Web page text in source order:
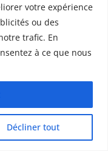
votre expérience
ou des
trafic. En
à ce que nous
Décliner tout